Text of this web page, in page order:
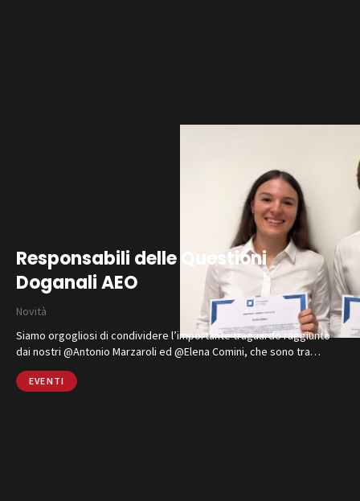
Responsabili delle Questioni
Doganali AEO
Novità
Siamo orgogliosi di condividere l’importante traguardo raggiunto
dai nostri @Antonio Marzaroli ed @Elena Comini, che sono tra…
EVENTI